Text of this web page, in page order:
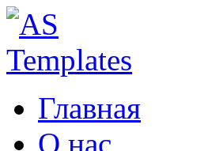
Главная
О нас